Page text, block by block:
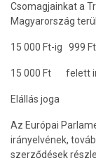
Csomagjainkat a
Magyarország
15 000 Ft-ig 999 Ft
15 000 Ft felett
Elállás joga
Az Európai
irányelvének,
szerződések